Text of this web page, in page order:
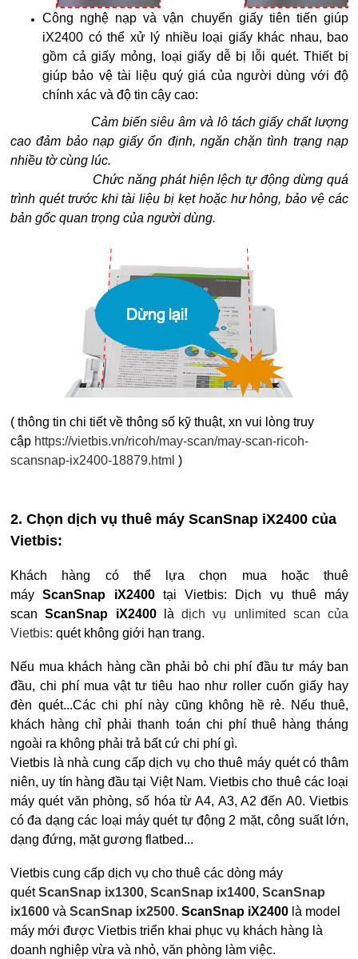
Công nghệ nạp và vận chuyển giấy tiên tiến giúp
iX2400 có thể xử lý nhiều loại giấy khác nhau, bao
gồm cả giấy mỏng, loại giấy dễ bị lỗi quét. Thiết bị
giúp bảo vệ tài liệu quý giá của người dùng với độ
chính xác và độ tin cậy cao:
Cảm biến siêu âm và lô tách giấy chất lượng
cao đảm bảo nạp giấy ổn định, ngăn chặn tình trạng nạp
nhiều tờ cùng lúc.
​ Chức năng phát hiện lệch tự động dừng quá
trình quét trước khi tài liệu bị kẹt hoặc hư hỏng, bảo vệ các
bản gốc quan trọng của người dùng.
( thông tin chi tiết về thông số kỹ thuật, xn vui lòng truy
cập https://vietbis.vn/ricoh/may-scan/may-scan-ricoh-
scansnap-ix2400-18879.html )
2. Chọn dịch vụ thuê máy ScanSnap iX2400 của
Vietbis:
Khách hàng có thể lựa chọn mua hoặc thuê
máyScanSnap iX2400 tại Vietbis: Dịch vụ thuê máy
scanScanSnap iX2400 là dịch vụ unlimited scan của
Vietbis: quét không giới hạn trang.
Nếu mua khách hàng cần phải bỏ chi phí đầu tư máy ban
đầu, chi phí mua vật tư tiêu hao như roller cuốn giấy hay
đèn quét...Các chi phí này cũng không hề rẻ. Nếu thuê,
khách hàng chỉ phải thanh toán chi phí thuê hàng tháng
ngoài ra không phải trả bất cứ chi phí gì.
Vietbis là nhà cung cấp dịch vụ cho thuê máy quét có thâm
niên, uy tín hàng đầu tại Việt Nam. Vietbis cho thuê các loại
máy quét văn phòng, số hóa từ A4, A3, A2 đến A0. Vietbis
có đa dạng các loại máy quét tự động 2 mặt, công suất lớn,
dạng đứng, mặt gương flatbed...
Vietbis cung cấp dịch vụ cho thuê các dòng máy
quétScanSnap ix1300, ScanSnap ix1400, ScanSnap
ix1600 và ScanSnap ix2500. ScanSnap iX2400 là model
máy mới được Vietbis triển khai phục vụ khách hàng là
doanh nghiệp vừa và nhỏ, văn phòng làm việc.